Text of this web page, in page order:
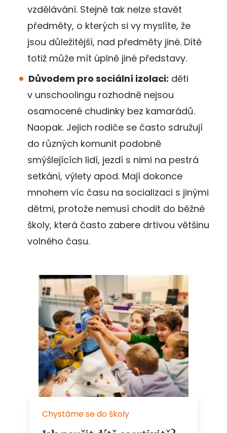
vzdělávání. Stejně tak nelze stavět
předměty, o kterých si vy myslíte, že
jsou důležitější, nad předměty jiné. Dítě
totiž může mít úplně jiné představy.
Důvodem pro sociální izolaci: děti
v unschoolingu rozhodně nejsou
osamocené chudinky bez kamarádů.
Naopak. Jejich rodiče se často sdružují
do různých komunit podobně
smýšlejících lidí, jezdí s nimi na pestrá
setkání, výlety apod. Mají dokonce
mnohem víc času na socializaci s jinými
dětmi, protože nemusí chodit do běžné
školy, která často zabere drtivou většinu
volného času.